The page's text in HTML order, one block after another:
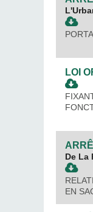
LOI
De La
EN